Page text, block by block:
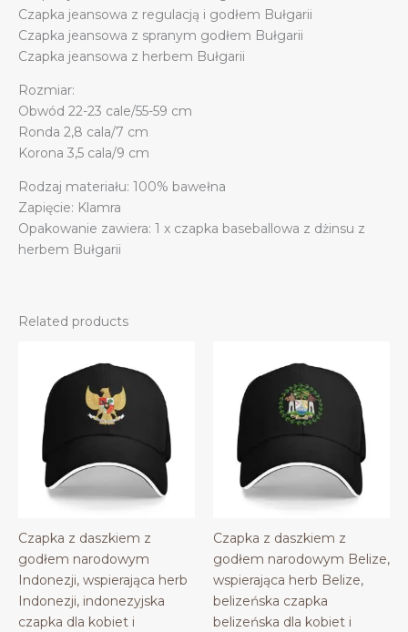
Czapka jeansowa z regulacją i godłem Bułgarii
Czapka jeansowa z spranym godłem Bułgarii
Czapka jeansowa z herbem Bułgarii
Rozmiar:
Obwód 22-23 cale/55-59 cm
Ronda 2,8 cala/7 cm
Korona 3,5 cala/9 cm
Rodzaj materiału: 100% bawełna
Zapięcie: Klamra
Opakowanie zawiera: 1 x czapka baseballowa z dżinsu z
herbem Bułgarii
Related products
Czapka z daszkiem z
godłem narodowym
Indonezji, wspierająca herb
Indonezji, indonezyjska
czapka dla kobiet i
Czapka z daszkiem z
godłem narodowym Belize,
wspierająca herb Belize,
belizeńska czapka
belizeńska dla kobiet i